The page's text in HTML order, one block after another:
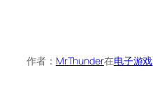
作者： MrThunder在电子游戏